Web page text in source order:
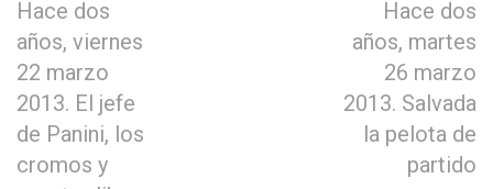
Hace dos
años, viernes
22 marzo
2013. El jefe
de Panini, los
cromos y
Hace dos
años, martes
26 marzo
2013. Salvada
la pelota de
partido